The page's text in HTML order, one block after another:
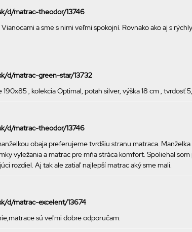
d/matrac-theodor/13746
a sme s nimi veľmi spokojní. Rovnako ako aj s
d/matrac-green-star/13732
, kolekcia Optimal, potah silver, výška 18 cm , tvrdosť
d/matrac-theodor/13746
obaja preferujeme tvrdšiu stranu matraca.
vyležania a matrac pre mňa stráca komfort. Spoliehal
rozdiel. Aj tak ale zatiaľ najlepší matrac aký sme mali.
d/matrac-excelent/13674
sú veľmi dobre odporučam.